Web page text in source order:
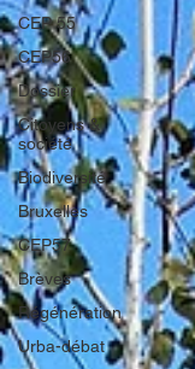
CEP 55
CEP56
Dossier
Citoyens &
société
Biodiversité
Bruxelles
CEP57
Brèves
Régénération
Urba-débat